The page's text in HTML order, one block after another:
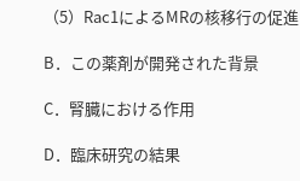
（5）Rac1によるMRの核移行の促進
B．この薬剤が開発された背景
C．腎臓における作用
D．臨床研究の結果